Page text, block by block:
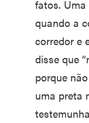
fatos.
quando a
corredor e
disse que
porque
uma preta